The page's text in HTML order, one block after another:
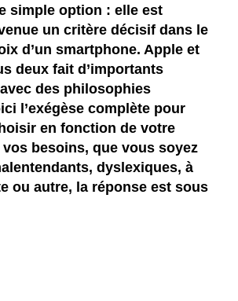
simple option : elle est
un critère décisif dans le
d’un smartphone. Apple et
deux fait d’importants
des philosophies
l’exégèse complète pour
en fonction de votre
besoins, que vous soyez
dyslexiques, à
ou autre, la réponse est sous